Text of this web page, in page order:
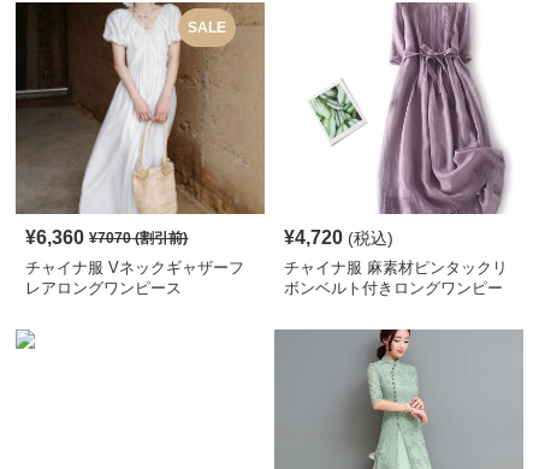
SALE
¥6,360 ¥7070(割引前)
チャイナ服 Vネックギャザーフ
レアロングワンピース
¥4,720 (税込)
チャイナ服 麻素材ピンタックリ
ボンベルト付きロングワンピー